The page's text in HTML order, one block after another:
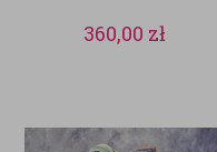
360,00 zł